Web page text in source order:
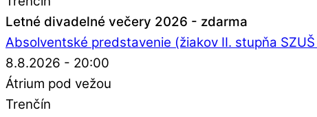
Letné divadelné večery 2026 - zdarma
Absolventské predstavenie (žiakov II. stupňa
8.8.2026 - 20:00
Átrium pod vežou
Trenčín